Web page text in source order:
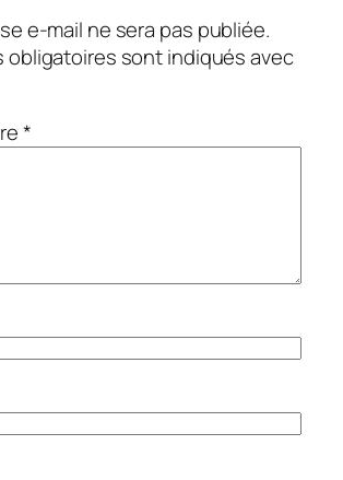
e-mail ne sera pas publiée.
obligatoires sont indiqués avec
*